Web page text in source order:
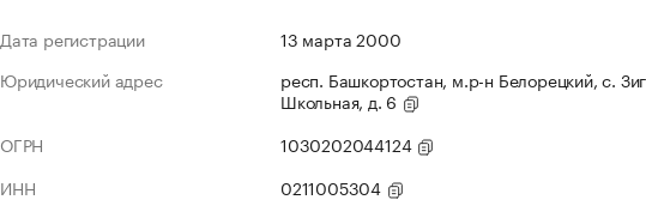
Дата регистрации
13 марта 2000
Юридический адрес
респ. Башкортостан, м.р-н Белорецкий, с.
Школьная, д. 6
ОГРН
1030202044124
ИНН
0211005304